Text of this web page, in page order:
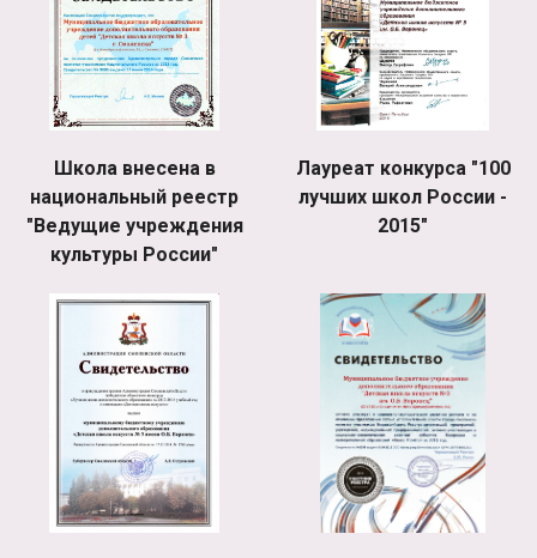
Школа внесена в
национальный реестр
"Ведущие учреждения
культуры России"
Лауреат конкурса "100
лучших школ России -
2015"